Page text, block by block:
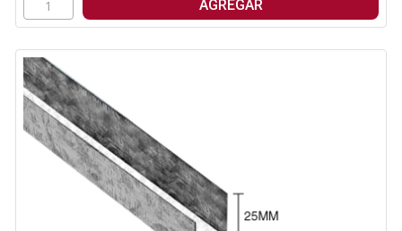
AGREGAR